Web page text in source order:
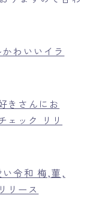
わいいイラ
きさんにお
ェック リリ
い令和 梅,菫,
リース